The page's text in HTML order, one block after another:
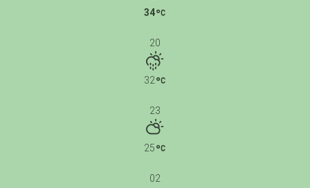
34
20
32
23
25
02